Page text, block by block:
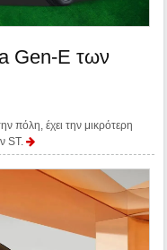
Gen-E των
πόλη, έχει την μικρότερη
ST.